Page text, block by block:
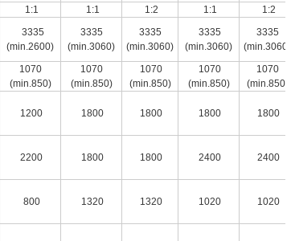
1:1 1:1 1:2 1:1
1:2
3335
(min.2600)
3335
(min.3060)
3335
(min.3060)
3335
(min.3060)
3335
(min.3060)
1070
(min.850)
1070
(min.850)
1070
(min.850)
1070
(min.850)
1070
(min.850)
1200 1800 1800 1800 1800
2200 1800 1800 2400 2400
800 1320 1320 1020 1020